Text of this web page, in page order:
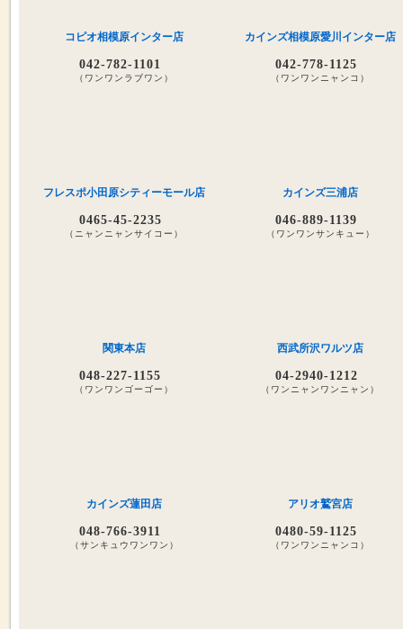
コピオ相模原インター店
042-782-1101
（ワンワンラブワン）
カインズ相模原愛川インター店
042-778-1125
（ワンワンニャンコ）
フレスポ小田原シティーモール店
0465-45-2235
（ニャンニャンサイコー）
カインズ三浦店
046-889-1139
（ワンワンサンキュー）
関東本店
048-227-1155
（ワンワンゴーゴー）
西武所沢ワルツ店
04-2940-1212
（ワンニャンワンニャン）
カインズ蓮田店
048-766-3911
（サンキュウワンワン）
アリオ鷲宮店
0480-59-1125
（ワンワンニャンコ）